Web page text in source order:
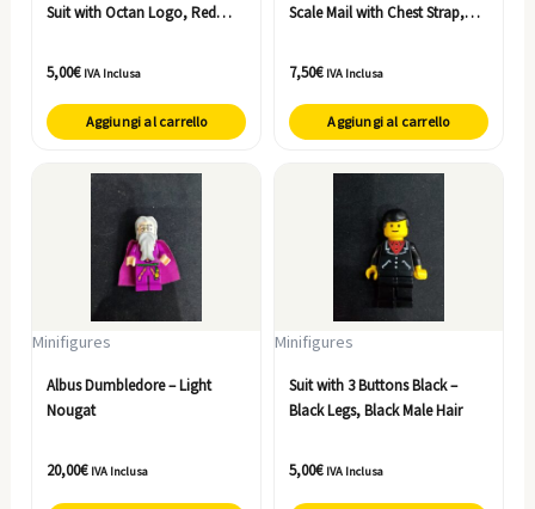
Suit with Octan Logo, Red
Visor, Crooked Smile with
Brown Dimple
5,00€ IVA Inclusa
Aggiungi al carrello
Scale Mail with Chest Strap,
Sided Head, Dark Bluish Gray
Legs, Quiver
7,50€ IVA Inclusa
Aggiungi al carrello
Minifigures
Albus Dumbledore – Light
Nougat
20,00€ IVA Inclusa
Minifigures
Suit with 3 Buttons Black –
Black Legs, Black Male Hair
5,00€ IVA Inclusa